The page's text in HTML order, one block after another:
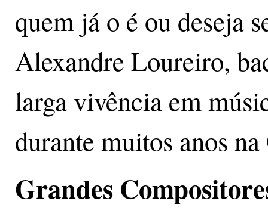
quem já o é ou deseja
Alexandre Loureiro,
larga vivência em
durante muitos anos na
Grandes